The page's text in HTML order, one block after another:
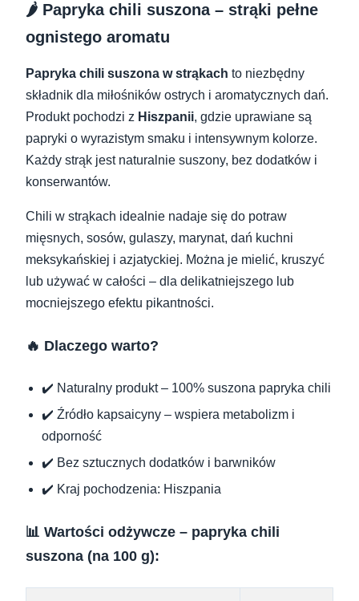
🌶️ Papryka chili suszona – strąki pełne
ognistego aromatu
Papryka chili suszona w strąkach to niezbędny
składnik dla miłośników ostrych i aromatycznych dań.
Produkt pochodzi z Hiszpanii, gdzie uprawiane są
papryki o wyrazistym smaku i intensywnym kolorze.
Każdy strąk jest naturalnie suszony, bez dodatków i
konserwantów.
Chili w strąkach idealnie nadaje się do potraw
mięsnych, sosów, gulaszy, marynat, dań kuchni
meksykańskiej i azjatyckiej. Można je mielić, kruszyć
lub używać w całości – dla delikatniejszego lub
mocniejszego efektu pikantności.
🔥 Dlaczego warto?
✔️ Naturalny produkt – 100% suszona papryka chili
✔️ Źródło kapsaicyny – wspiera metabolizm i
odporność
✔️ Bez sztucznych dodatków i barwników
✔️ Kraj pochodzenia: Hiszpania
📊 Wartości odżywcze – papryka chili
suszona (na 100 g):